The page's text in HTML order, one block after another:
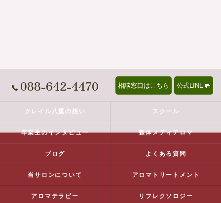
088-642-4470 相談窓口はこちら 公式LINE
クレイル八重の想い スクール
卒業生のインタビュー 整体メディアロマ
ブログ よくある質問
当サロンについて アロマトリートメント
アロマテラピー リフレクソロジー